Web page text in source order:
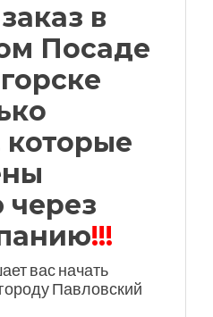
в
Посаде
которые
!!!
вас начать
Павловский